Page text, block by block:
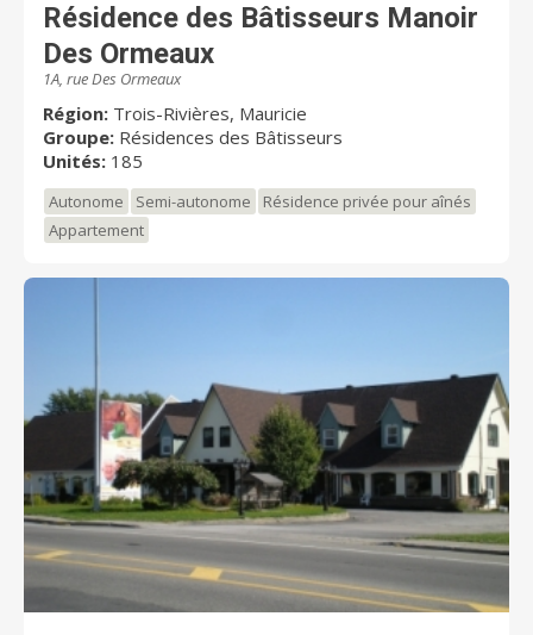
Résidence des Bâtisseurs Manoir
Des Ormeaux
1A, rue Des Ormeaux
Région: Trois-Rivières, Mauricie
Groupe: Résidences des Bâtisseurs
Unités: 185
Autonome Semi-autonome
Résidence privée pour aînés
Appartement